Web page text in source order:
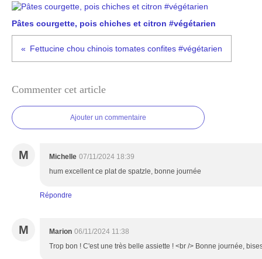
Pâtes courgette, pois chiches et citron #végétarien
Fettucine chou chinois tomates confites #végétarien
Commenter cet article
Ajouter un commentaire
M Michelle 07/11/2024 18:39
hum excellent ce plat de spatzle, bonne journée
Répondre
M Marion 06/11/2024 11:38
Trop bon ! C'est une très belle assiette ! <br /> Bonne journée,